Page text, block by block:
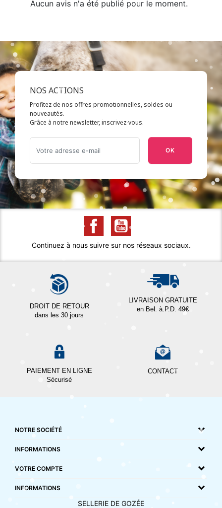
Aucun avis n'a été publié pour le moment.
NOS ACTIONS
Profitez de nos offres promotionnelles, soldes ou
nouveautés.
Grâce à notre newsletter, inscrivez-vous.
OK
Continuez à nous suivre sur nos réseaux sociaux.
DROIT DE RETOUR
dans les 30 jours
LIVRAISON GRATUITE
en Bel. à.P.D. 49€
PAIEMENT EN LIGNE
Sécurisé
CONTACT
NOTRE SOCIÉTÉ
INFORMATIONS
VOTRE COMPTE
INFORMATIONS
SELLERIE DE GOZÉE